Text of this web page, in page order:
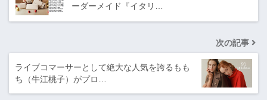
ーダーメイド『イタリ…
次の記事
ライブコマーサーとして絶大な人気を誇るもも
ち（牛江桃子）がプロ…